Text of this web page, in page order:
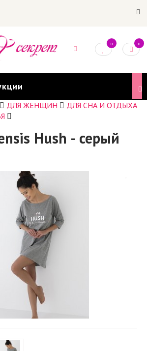
0 0
ДЛЯ ЖЕНЩИН
ДЛЯ СНА И ОТДЫХА
Hush - серый